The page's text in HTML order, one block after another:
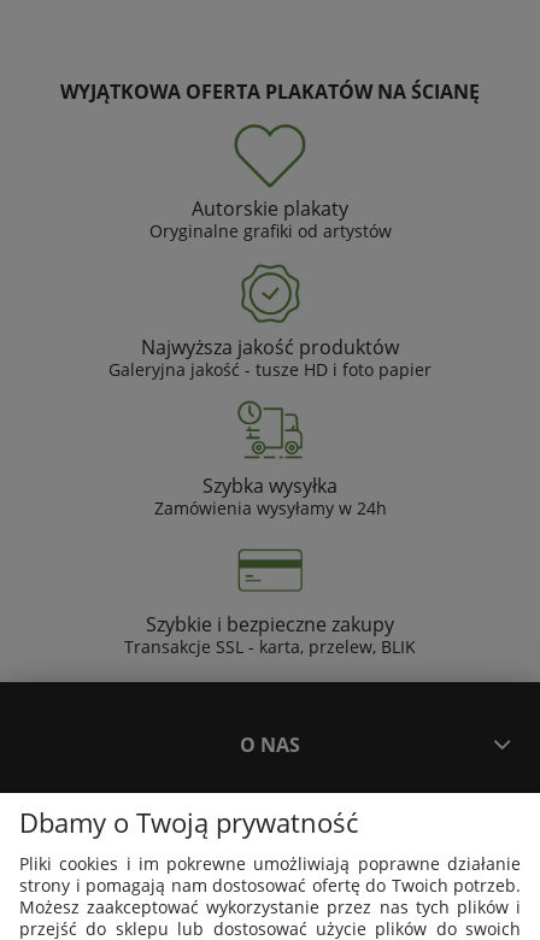
WYJĄTKOWA OFERTA PLAKATÓW NA ŚCIANĘ
Autorskie plakaty
Oryginalne grafiki od artystów
Najwyższa jakość produktów
Galeryjna jakość - tusze HD i foto papier
Szybka wysyłka
Zamówienia wysyłamy w 24h
Szybkie i bezpieczne zakupy
Transakcje SSL - karta, przelew, BLIK
O NAS
PŁATNOŚCI I DOSTAWA
PLAKATY I GRAFIKI
Dbamy o Twoją prywatność
Pliki cookies i im pokrewne umożliwiają poprawne działanie
strony i pomagają nam dostosować ofertę do Twoich potrzeb.
Możesz zaakceptować wykorzystanie przez nas tych plików i
przejść do sklepu lub dostosować użycie plików do swoich